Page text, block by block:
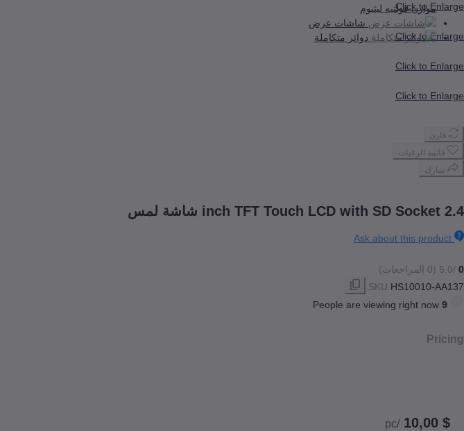
موازن فولتيه ليثيوم
شاشات عرض
دوائر متكاملة
Click to Enlarge
Click to Enlarge
Click to Enlarge
Click to Enlarge
قارن
قائمة الرغبات
شارك
2.4 inch TFT Touch LCD with SD Socket شاشة لمس
Ask about this product
0
/5.0
(0 المراجعات)
SKU HS10010-AA137
9
People are viewing right now
Pricing
$ 10,00
/pc